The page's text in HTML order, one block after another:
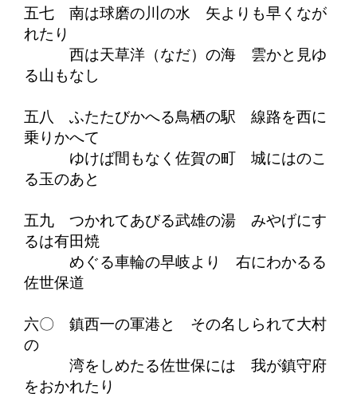
五七 南は球磨の川の水 矢よりも早くなが
れたり
西は天草洋（なだ）の海 雲かと見ゆ
る山もなし
五八 ふたたびかへる鳥栖の駅 線路を西に
乗りかへて
ゆけば間もなく佐賀の町 城にはのこ
る玉のあと
五九 つかれてあびる武雄の湯 みやげにす
るは有田焼
めぐる車輪の早岐より 右にわかるる
佐世保道
六〇 鎮西一の軍港と その名しられて大村
の
湾をしめたる佐世保には 我が鎮守府
をおかれたり